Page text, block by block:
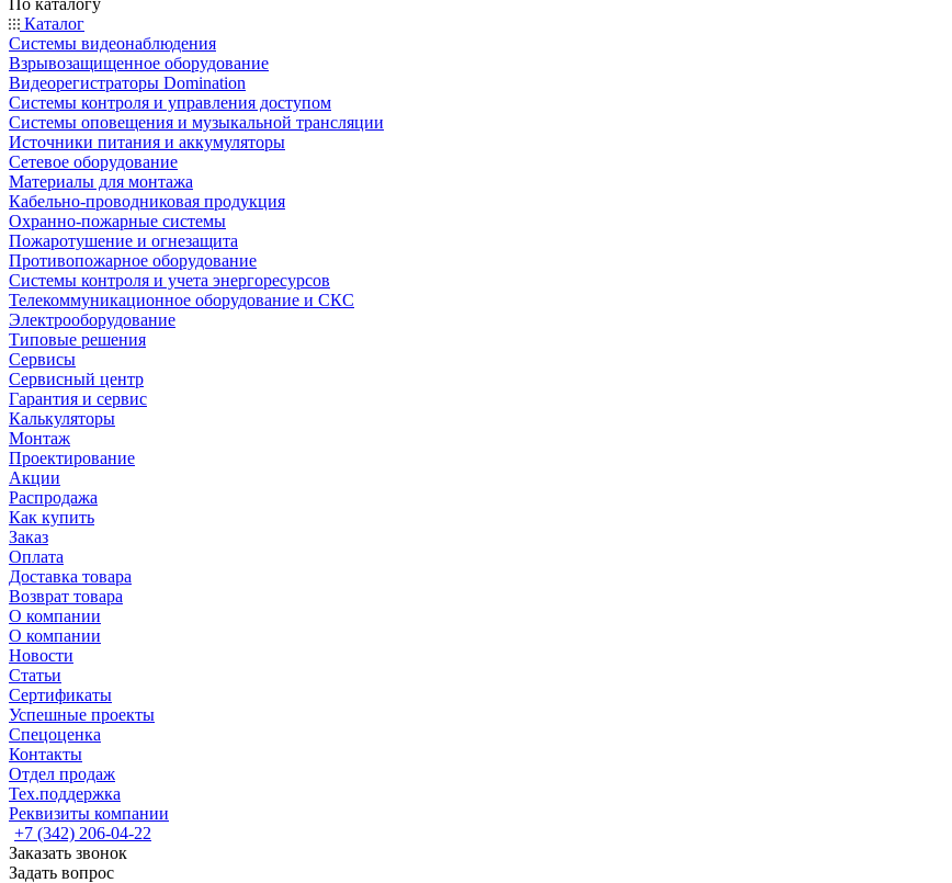
По каталогу
Каталог
Системы видеонаблюдения
Взрывозащищенное оборудование
Видеорегистраторы Domination
Системы контроля и управления доступом
Системы оповещения и музыкальной трансляции
Источники питания и аккумуляторы
Сетевое оборудование
Материалы для монтажа
Кабельно-проводниковая продукция
Охранно-пожарные системы
Пожаротушение и огнезащита
Противопожарное оборудование
Системы контроля и учета энергоресурсов
Телекоммуникационное оборудование и СКС
Электрооборудование
Типовые решения
Сервисы
Сервисный центр
Гарантия и сервис
Калькуляторы
Монтаж
Проектирование
Акции
Распродажа
Как купить
Заказ
Оплата
Доставка товара
Возврат товара
О компании
О компании
Новости
Статьи
Сертификаты
Успешные проекты
Спецоценка
Контакты
Отдел продаж
Тех.поддержка
Реквизиты компании
+7 (342) 206-04-22
Заказать звонок
Задать вопрос